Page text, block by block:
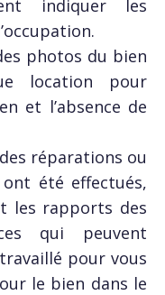
indiquer les
photos du bien
location pour
et l’absence de
réparations ou
ont été effectués,
les rapports des
qui peuvent
pour vous
le bien dans le